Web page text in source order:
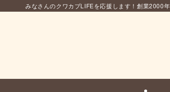
みなさんのクワカブLIFEを応援します！創業2000